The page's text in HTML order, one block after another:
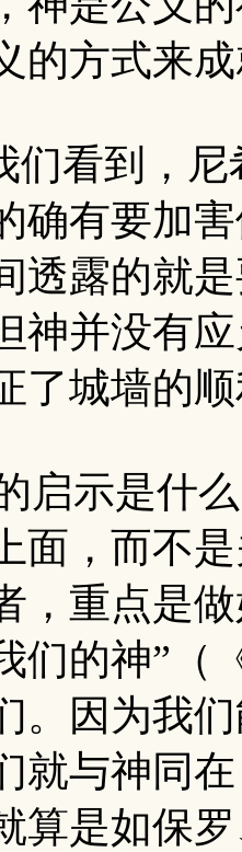
的方式来
看到，尼
确有要加
透露的就
神并没有
了城墙的
示是什么
面，而不
，重点是
们的神”（
。因为我
就与神同
算是如保